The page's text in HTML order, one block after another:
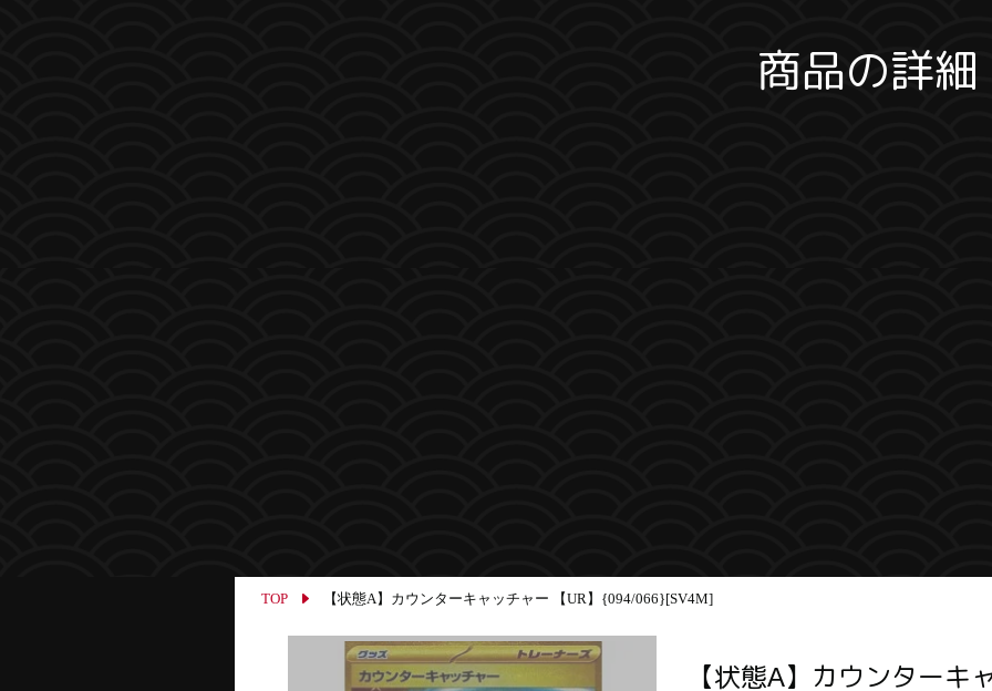
商品の詳細
TOP 【状態A】カウンターキャッチャー 【UR】{094/066}[SV4M]
【状態A】カウンターキ